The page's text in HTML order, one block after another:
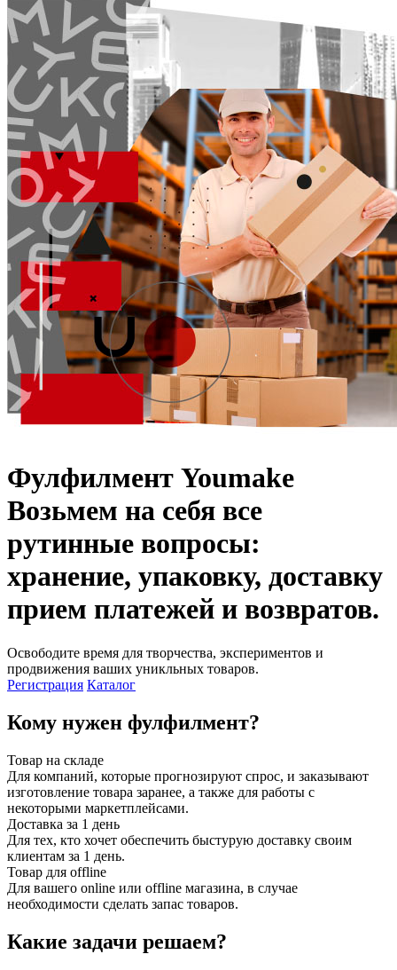
Фулфилмент Youmake
Возьмем на себя все
рутинные вопросы:
хранение, упаковку, доставку
прием платежей и возвратов.
Освободите время для творчества, экспериментов и
продвижения ваших уникльных товаров.
Регистрация Каталог
Кому нужен фулфилмент?
Товар на складе
Для компаний, которые прогнозируют спрос, и заказывают
изготовление товара заранее, а также для работы с
некоторыми маркетплейсами.
Доставка за 1 день
Для тех, кто хочет обеспечить быстурую доставку своим
клиентам за 1 день.
Товар для offline
Для вашего online или offline магазина, в случае
необходимости сделать запас товаров.
Какие задачи решаем?